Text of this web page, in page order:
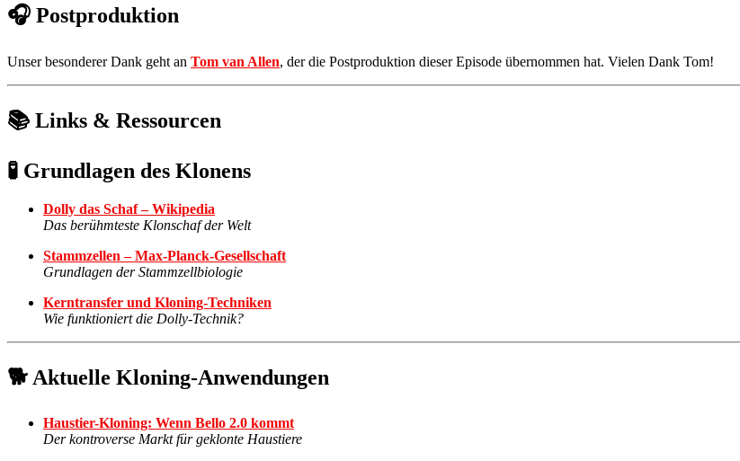
🎧 Postproduktion
Unser besonderer Dank geht an Tom van Allen, der die Postproduktion dieser Episode übernommen hat. Vielen Dank Tom!
📚 Links & Ressourcen
🧪 Grundlagen des Klonens
Dolly das Schaf – Wikipedia
Das berühmteste Klonschaf der Welt
Stammzellen – Max-Planck-Gesellschaft
Grundlagen der Stammzellbiologie
Kerntransfer und Kloning-Techniken
Wie funktioniert die Dolly-Technik?
🐕 Aktuelle Kloning-Anwendungen
Haustier-Kloning: Wenn Bello 2.0 kommt
Der kontroverse Markt für geklonte Haustiere